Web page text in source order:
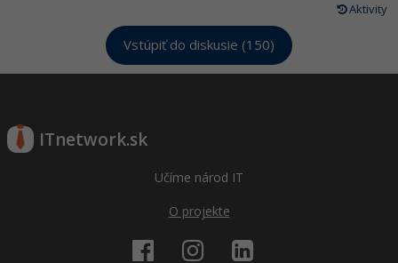
Aktivity
Vstúpiť do diskusie (150)
ITnetwork.sk
Učíme národ IT
O projekte